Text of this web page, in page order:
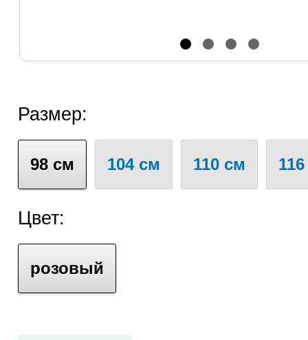
Размер:
98 см 104 см 110 см
Цвет:
розовый